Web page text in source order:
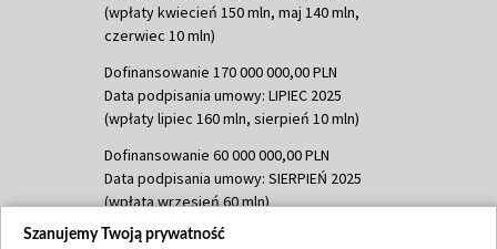
(wpłaty kwiecień 150 mln, maj 140 mln,
czerwiec 10 mln)
Dofinansowanie 170 000 000,00 PLN
Data podpisania umowy: LIPIEC 2025
(wpłaty lipiec 160 mln, sierpień 10 mln)
Dofinansowanie 60 000 000,00 PLN
Data podpisania umowy: SIERPIEŃ 2025
(wpłata wrzesień 60 mln)
Dofinansowanie 635 783 051,21 PLN
Szanujemy Twoją prywatność